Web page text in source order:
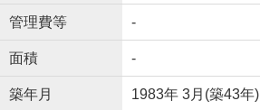
管理費等 -
面積 -
築年月 1983年 3月(築43年)